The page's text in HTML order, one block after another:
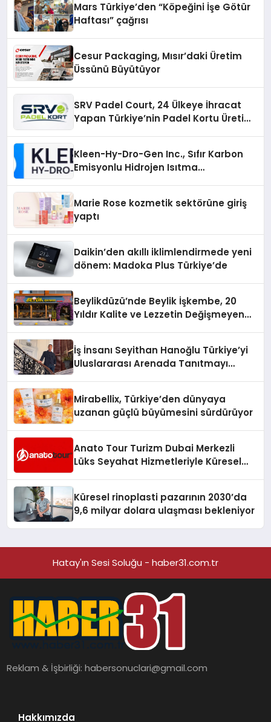
Mars Türkiye’den “Köpeğini İşe Götür
Haftası” çağrısı
Cesur Packaging, Mısır’daki Üretim
Üssünü Büyütüyor
SRV Padel Court, 24 Ülkeye İhracat
Yapan Türkiye’nin Padel Kortu Üretim
Kleen-Hy-Dro-Gen Inc., Sıfır Karbon
Emisyonlu Hidrojen Isıtma
Marie Rose kozmetik sektörüne giriş
yaptı
Daikin’den akıllı iklimlendirmede yeni
dönem: Madoka Plus Türkiye’de
Beylikdüzü’nde Beylik İşkembe, 20
Yıldır Kalite ve Lezzetin Değişmeyen
İş İnsanı Seyithan Hanoğlu Türkiye’yi
Uluslararası Arenada Tanıtmayı
Mirabellix, Türkiye’den dünyaya
uzanan güçlü büyümesini sürdürüyor
Anato Tour Turizm Dubai Merkezli
Lüks Seyahat Hizmetleriyle Küresel
Küresel rinoplasti pazarının 2030’da
9,6 milyar dolara ulaşması bekleniyor
Hatay'ın Sesi Soluğu - haber31.com.tr
Reklam & İşbirliği:habersonuclari@gmail.com
Hakkımızda